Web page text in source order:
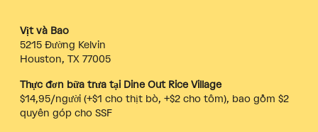
Vịt và Bao
5215 Đường Kelvin
Houston, TX 77005
Thực đơn bữa trưa tại Dine Out Rice Village
$14,95/người (+$1 cho thịt bò, +$2 cho tôm), bao gồm $2
quyên góp cho SSF